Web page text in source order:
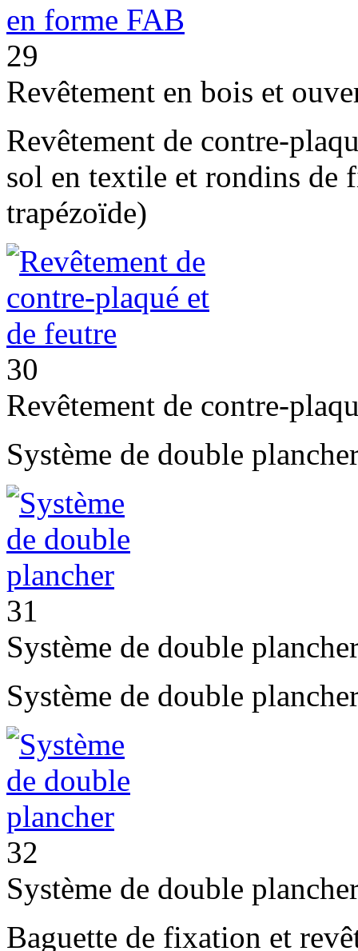
29
Revêtement en bois et
Revêtement de contre-
sol en textile et rondins de
trapézoïde)
30
Revêtement de contre-
Système de double
31
Système de double
Système de double
32
Système de double
Baguette de fixation et